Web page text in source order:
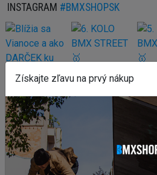
INSTAGRAM #BMXSHOPSK
Získajte zľavu na prvý nákup